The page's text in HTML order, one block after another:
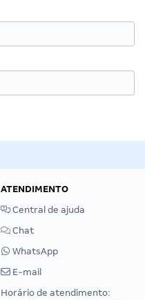
ATENDIMENTO
Central de ajuda
Chat
WhatsApp
E-mail
Horário de atendimento: